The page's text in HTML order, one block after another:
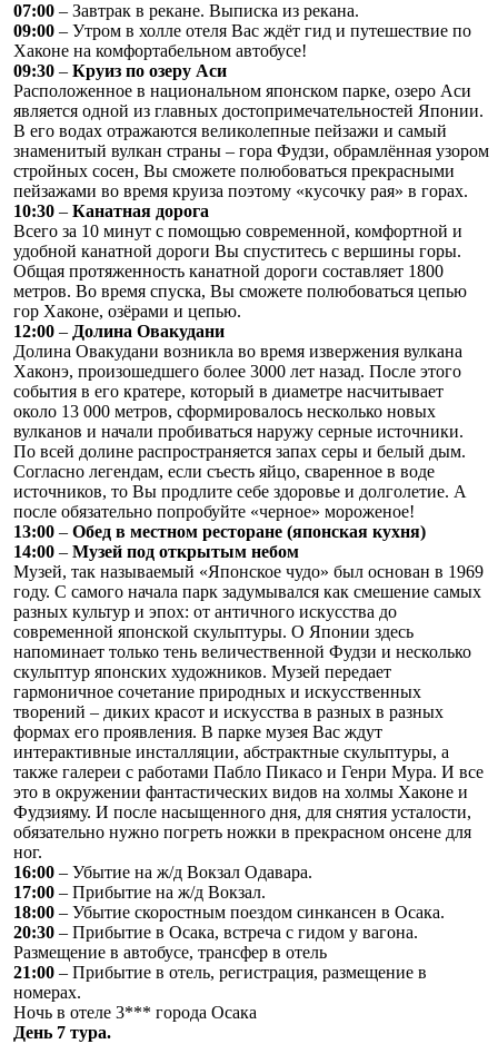
07:00 – Завтрак в рекане. Выписка из рекана.
09:00 – Утром в холле отеля Вас ждёт гид и путешествие по
Хаконе на комфортабельном автобусе!
09:30 – Круиз по озеру Аси
Расположенное в национальном японском парке, озеро Аси
является одной из главных достопримечательностей Японии.
В его водах отражаются великолепные пейзажи и самый
знаменитый вулкан страны – гора Фудзи, обрамлённая узором
стройных сосен, Вы сможете полюбоваться прекрасными
пейзажами во время круиза поэтому «кусочку рая» в горах.
10:30 – Канатная дорога
Всего за 10 минут с помощью современной, комфортной и
удобной канатной дороги Вы спуститесь с вершины горы.
Общая протяженность канатной дороги составляет 1800
метров. Во время спуска, Вы сможете полюбоваться цепью
гор Хаконе, озёрами и цепью.
12:00 – Долина Овакудани
Долина Овакудани возникла во время извержения вулкана
Хаконэ, произошедшего более 3000 лет назад. После этого
события в его кратере, который в диаметре насчитывает
около 13 000 метров, сформировалось несколько новых
вулканов и начали пробиваться наружу серные источники.
По всей долине распространяется запах серы и белый дым.
Согласно легендам, если съесть яйцо, сваренное в воде
источников, то Вы продлите себе здоровье и долголетие. А
после обязательно попробуйте «черное» мороженое!
13:00 – Обед в местном ресторане (японская кухня)
14:00 – Музей под открытым небом
Музей, так называемый «Японское чудо» был основан в 1969
году. С самого начала парк задумывался как смешение самых
разных культур и эпох: от античного искусства до
современной японской скульптуры. О Японии здесь
напоминает только тень величественной Фудзи и несколько
скульптур японских художников. Музей передает
гармоничное сочетание природных и искусственных
творений – диких красот и искусства в разных в разных
формах его проявления. В парке музея Вас ждут
интерактивные инсталляции, абстрактные скульптуры, а
также галереи с работами Пабло Пикасо и Генри Мура. И все
это в окружении фантастических видов на холмы Хаконе и
Фудзияму. И после насыщенного дня, для снятия усталости,
обязательно нужно погреть ножки в прекрасном онсене для
ног.
16:00 – Убытие на ж/д Вокзал Одавара.
17:00 – Прибытие на ж/д Вокзал.
18:00 – Убытие скоростным поездом синкансен в Осака.
20:30 – Прибытие в Осака, встреча с гидом у вагона.
Размещение в автобусе, трансфер в отель
21:00 – Прибытие в отель, регистрация, размещение в
номерах.
Ночь в отеле 3*** города Осака
День 7 тура.